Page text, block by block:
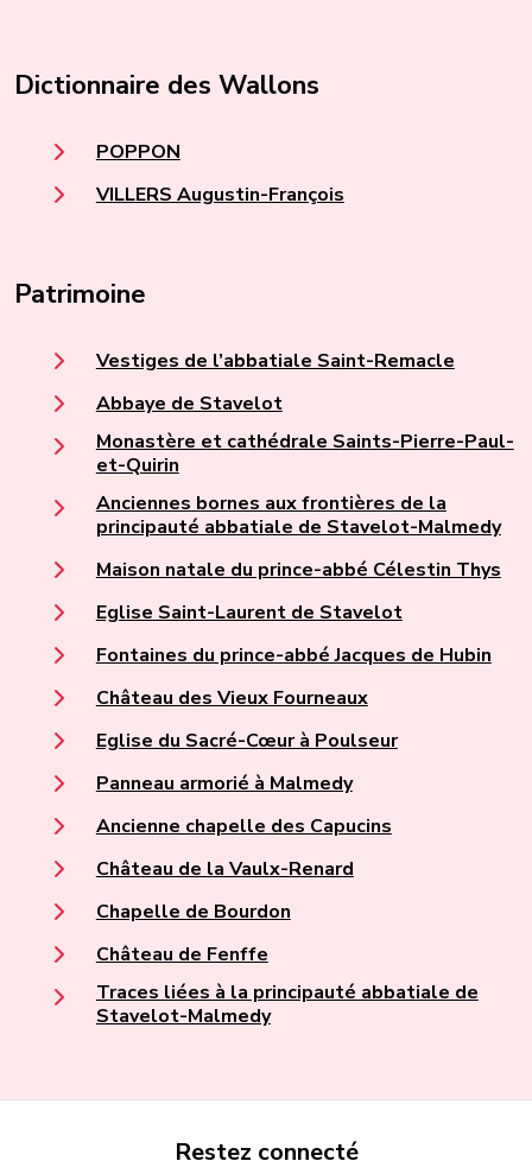
Dictionnaire des Wallons
POPPON
VILLERS Augustin-François
Patrimoine
Vestiges de l’abbatiale Saint-Remacle
Abbaye de Stavelot
Monastère et cathédrale Saints-Pierre-Paul-
et-Quirin
Anciennes bornes aux frontières de la
principauté abbatiale de Stavelot-Malmedy
Maison natale du prince-abbé Célestin Thys
Eglise Saint-Laurent de Stavelot
Fontaines du prince-abbé Jacques de Hubin
Château des Vieux Fourneaux
Eglise du Sacré-Cœur à Poulseur
Panneau armorié à Malmedy
Ancienne chapelle des Capucins
Château de la Vaulx-Renard
Chapelle de Bourdon
Château de Fenffe
Traces liées à la principauté abbatiale de
Stavelot-Malmedy
Restez connecté